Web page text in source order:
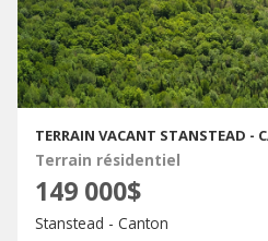
TERRAIN VACANT STANSTEAD -
Terrain résidentiel
149 000$
Stanstead - Canton